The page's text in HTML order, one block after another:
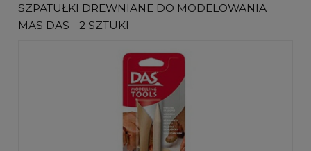
SZPATUŁKI DREWNIANE DO MODELOWANIA
MAS DAS - 2 SZTUKI